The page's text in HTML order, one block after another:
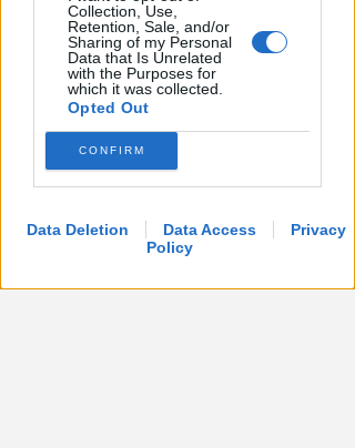
Collection, Use,
Retention, Sale, and/or
Sharing of my Personal
Data that Is Unrelated
with the Purposes for
which it was collected.
Opted Out
CONFIRM
Data Deletion Data Access
Privacy
Policy
DRAMMA IN MARE
Stroncato in acqua da un
malore, turista 65enne perde la
vita a Riccione
Lamberto Abbati